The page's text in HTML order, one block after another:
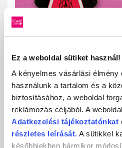
Ez a weboldal sütiket használ!
A kényelmes vásárlási élmény
használunk a tartalom és a
biztosításához, a weboldal
reklámozás céljából. A
Adatkezelési tájékoztatónkat
részletes leírását. A sütikkel
későbbiekben bármikor